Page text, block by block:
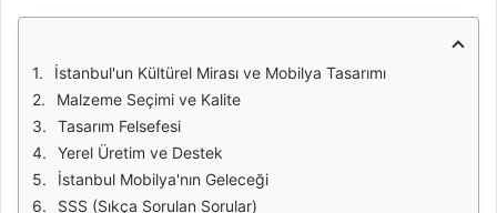
İstanbul'un Kültürel Mirası ve Mobilya Tasarımı
Malzeme Seçimi ve Kalite
Tasarım Felsefesi
Yerel Üretim ve Destek
İstanbul Mobilya'nın Geleceği
SSS (Sıkça Sorulan Sorular)